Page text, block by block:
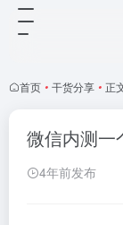
首页 • 干货分享 • 正
微信内测一
4年前发布